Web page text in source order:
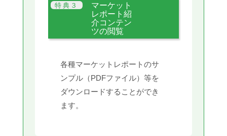
マーケット
レポート紹
介コンテン
ツの閲覧
各種マーケットレポートのサ
ンプル（PDFファイル）等を
ダウンロードすることができ
ます。